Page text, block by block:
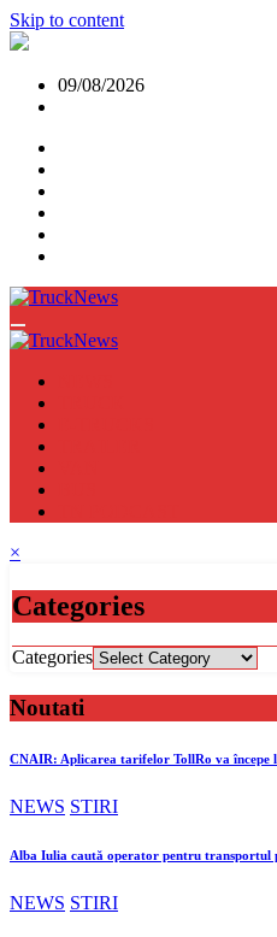
Skip to content
09/08/2026
×
Categories
Categories
Noutati
CNAIR: Aplicarea tarifelor TollRo va începe
NEWS STIRI
Alba Iulia caută operator pentru transportul
NEWS STIRI